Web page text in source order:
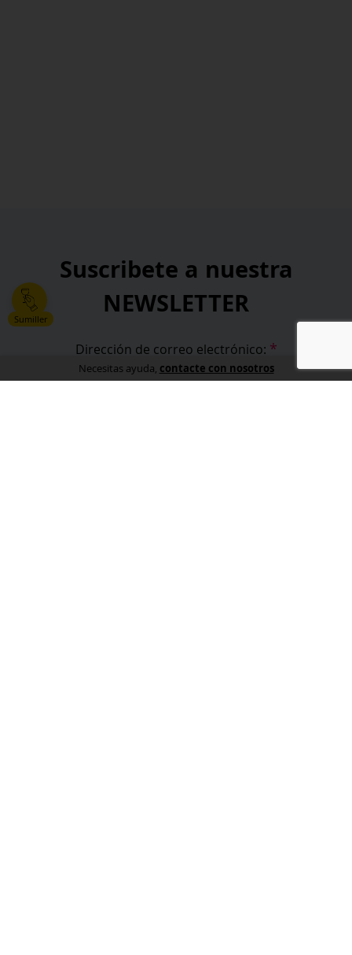
Sumiller
Suscribete a nuestra
NEWSLETTER
Dirección de correo electrónico: *
Necesitas ayuda, contacte con nosotros